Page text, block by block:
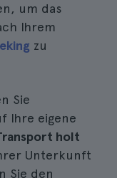
um das
Ihrem
zu
Sie
Ihre eigene
holt
Unterkunft
Sie den